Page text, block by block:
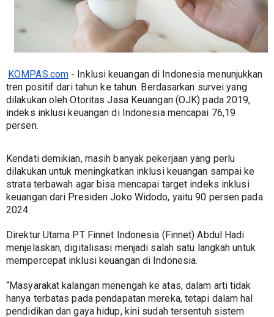
KOMPAS.com - Inklusi keuangan di Indonesia menunjukkan
tren positif dari tahun ke tahun. Berdasarkan survei yang
dilakukan oleh Otoritas Jasa Keuangan (OJK) pada 2019,
indeks inklusi keuangan di Indonesia mencapai 76,19
persen.
Kendati demikian, masih banyak pekerjaan yang perlu
dilakukan untuk meningkatkan inklusi keuangan sampai ke
strata terbawah agar bisa mencapai target indeks inklusi
keuangan dari Presiden Joko Widodo, yaitu 90 persen pada
2024.
Direktur Utama PT Finnet Indonesia (Finnet) Abdul Hadi
menjelaskan, digitalisasi menjadi salah satu langkah untuk
mempercepat inklusi keuangan di Indonesia.
“Masyarakat kalangan menengah ke atas, dalam arti tidak
hanya terbatas pada pendapatan mereka, tetapi dalam hal
pendidikan dan gaya hidup, kini sudah tersentuh sistem